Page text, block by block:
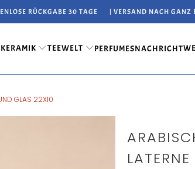
RÜCKGABE 30 TAGE | VERSAND NACH GANZ
KERAMIK TEEWELT PERFUMESNACHRICHT
GLAS 22X10